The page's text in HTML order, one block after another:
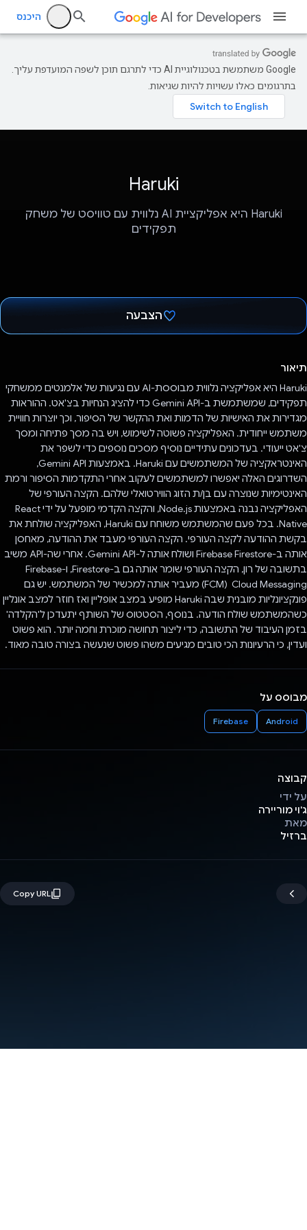
היכנס
‫Google משתמשת בטכנולוגיית AI כדי לתרגם תוכן לשפה המועדפת עליך.
בתרגומים כאלו עשויות להיות שגיאות.
Haruki
Haruki היא אפליקציית AI נלווית עם טוויסט של משחק
תפקידים
הצבעה
תיאור
Haruki היא אפליקציה נלווית מבוססת-AI עם נגיעות של אלמנטים ממשחקי
תפקידים, שמשתמשת ב-Gemini API כדי להציג הנחיות בצ'אט. ההוראות
מגדירות את האישיות של הדמות ואת ההקשר של הסיפור, וכך יוצרות חוויית
משתמש ייחודית. האפליקציה פשוטה לשימוש, ויש בה מסך פתיחה ומסך
צ'אט ייעודי. בעדכונים עתידיים נוסיף מסכים נוספים כדי לשפר את
האינטראקציה של המשתמשים עם Haruki. באמצעות Gemini API,
השדרוגים האלה יאפשרו למשתמשים לעקוב אחרי התקדמות הסיפור ורמת
האינטימיות שנוצרה עם בן/ת הזוג הווירטואלי שלהם. הקצה העורפי של
האפליקציה נבנה באמצעות Node.js, והקצה הקדמי מופעל על ידי React
Native. בכל פעם שהמשתמש משוחח עם Haruki, האפליקציה שולחת את
בקשת ההודעה לקצה העורפי. הקצה העורפי מעבד את ההודעה, מאחסן
אותה ב-Firebase Firestore ושולח אותה ל-Gemini API. אחרי שה-API משיב
בתשובה של רון, הקצה העורפי שומר אותה גם ב-Firestore, ו-Firebase
Cloud Messaging ‏ (FCM) מעביר אותה למכשיר של המשתמש. יש גם
פונקציונליות מובנית שבה Haruki מופיע במצב אופליין ואז חוזר למצב אונליין
כשהמשתמש שולח הודעה. בנוסף, הסטטוס של השותף יתעדכן ל'הקלדה'
בזמן העיבוד של התשובה, כדי ליצור תחושה מוכרת וחמה יותר. הוא פשוט
ועדין, כי הרעיונות הכי טובים מגיעים משהו פשוט שנעשה בצורה טובה מאוד.
מבוסס על
Android
Firebase
קבוצה
על ידי
ג'וי מוריירה
מאת
ברזיל